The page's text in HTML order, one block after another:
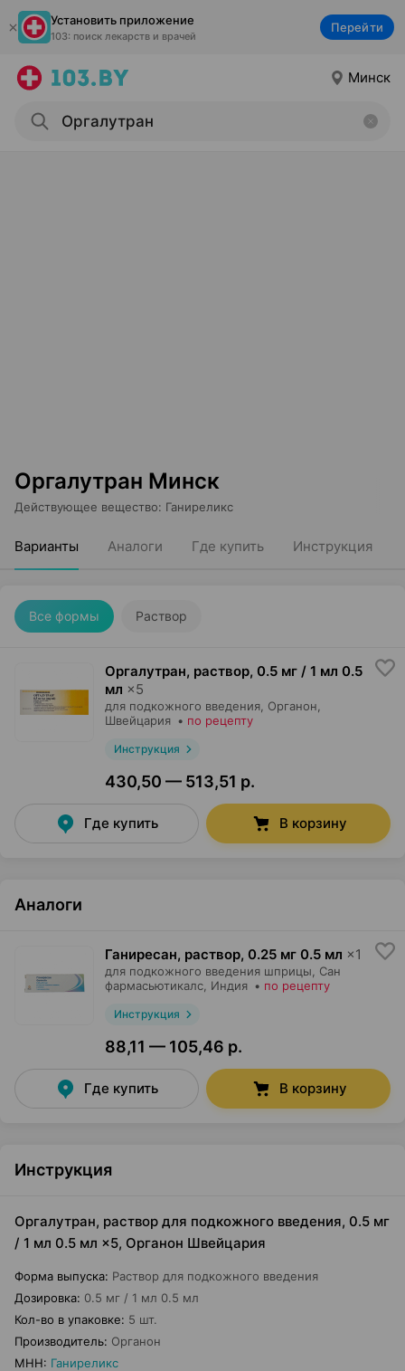
Установить приложение
103: поиск лекарств и врачей
Перейти
Минск
Оргалутран Минск
Действующее вещество: Ганиреликс
Варианты Аналоги Где купить Инструкция
Все формы Раствор
Оргалутран, раствор, 0.5 мг / 1 мл 0.5
мл ×5
для подкожного введения, Органон
Швейцария • по рецепту
Инструкция
430,50 — 513,51 р.
Где купить В корзину
Аналоги
Ганиресан, раствор, 0.25 мг 0.5 мл ×1
для подкожного введения шприцы,
Сан
фармасьютикалс , Индия • по рецепту
Инструкция
88,11 — 105,46 р.
Где купить В корзину
Инструкция
Оргалутран, раствор для подкожного введения, 0.5 мг
/ 1 мл 0.5 мл ×5, Органон Швейцария
Форма выпуска: Раствор для подкожного введения
Дозировка: 0.5 мг / 1 мл 0.5 мл
Кол-во в упаковке: 5 шт.
Производитель: Органон
МНН: Ганиреликс